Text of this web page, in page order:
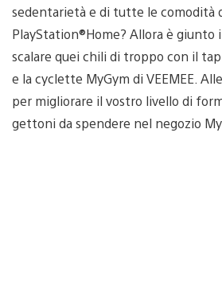
sedentarietà e di tutte le comodità
PlayStation®Home? Allora è
scalare quei chili di troppo con il
e la cyclette MyGym di VEEMEE.
per migliorare il vostro livello di
gettoni da spendere nel negozio